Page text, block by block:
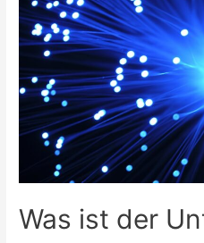
Was ist der